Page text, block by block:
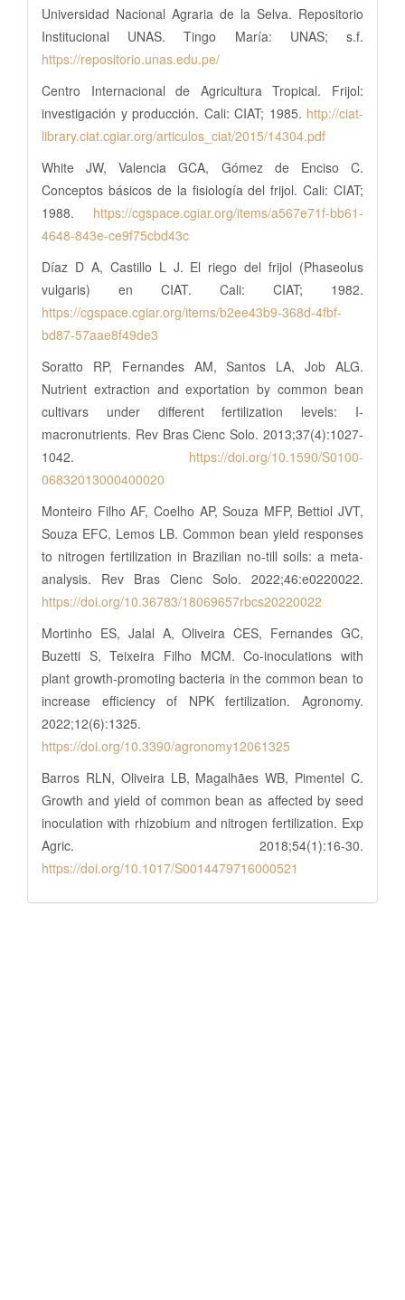
Universidad Nacional Agraria de la Selva. Repositorio
Institucional UNAS. Tingo María: UNAS; s.f.
https://repositorio.unas.edu.pe/
Centro Internacional de Agricultura Tropical. Frijol:
investigación y producción. Cali: CIAT; 1985. http://ciat-
library.ciat.cgiar.org/articulos_ciat/2015/14304.pdf
White JW, Valencia GCA, Gómez de Enciso C.
Conceptos básicos de la fisiología del frijol. Cali: CIAT;
1988. https://cgspace.cgiar.org/items/a567e71f-bb61-
4648-843e-ce9f75cbd43c
Díaz D A, Castillo L J. El riego del frijol (Phaseolus
vulgaris) en CIAT. Cali: CIAT; 1982.
https://cgspace.cgiar.org/items/b2ee43b9-368d-4fbf-
bd87-57aae8f49de3
Soratto RP, Fernandes AM, Santos LA, Job ALG.
Nutrient extraction and exportation by common bean
cultivars under different fertilization levels: I-
macronutrients. Rev Bras Cienc Solo. 2013;37(4):1027-
1042. https://doi.org/10.1590/S0100-
06832013000400020
Monteiro Filho AF, Coelho AP, Souza MFP, Bettiol JVT,
Souza EFC, Lemos LB. Common bean yield responses
to nitrogen fertilization in Brazilian no-till soils: a meta-
analysis. Rev Bras Cienc Solo. 2022;46:e0220022.
https://doi.org/10.36783/18069657rbcs20220022
Mortinho ES, Jalal A, Oliveira CES, Fernandes GC,
Buzetti S, Teixeira Filho MCM. Co-inoculations with
plant growth-promoting bacteria in the common bean to
increase efficiency of NPK fertilization. Agronomy.
2022;12(6):1325.
https://doi.org/10.3390/agronomy12061325
Barros RLN, Oliveira LB, Magalhães WB, Pimentel C.
Growth and yield of common bean as affected by seed
inoculation with rhizobium and nitrogen fertilization. Exp
Agric. 2018;54(1):16-30.
https://doi.org/10.1017/S0014479716000521